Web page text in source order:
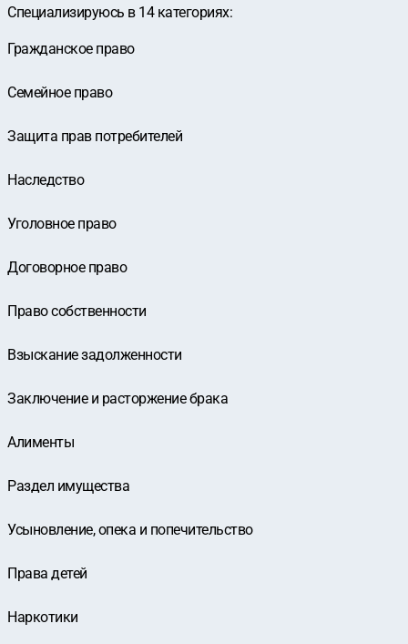
Специализируюсь в 14 категориях:
Гражданское право
Семейное право
Защита прав потребителей
Наследство
Уголовное право
Договорное право
Право собственности
Взыскание задолженности
Заключение и расторжение брака
Алименты
Раздел имущества
Усыновление, опека и попечительство
Права детей
Наркотики